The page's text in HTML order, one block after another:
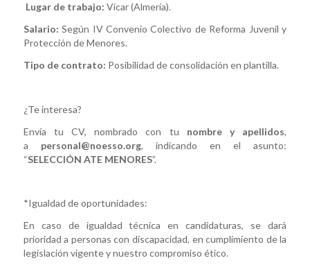
Lugar de trabajo: Vícar (Almería).
Salario: Según IV Convenio Colectivo de Reforma Juvenil y
Protección de Menores.
Tipo de contrato: Posibilidad de consolidación en plantilla.
¿Te interesa?
Envía tu CV, nombrado con tu nombre y apellidos,
a personal@noesso.org, indicando en el asunto:
“SELECCIÓN ATE MENORES”.
*Igualdad de oportunidades:
En caso de igualdad técnica en candidaturas, se dará
prioridad a personas con discapacidad, en cumplimiento de la
legislación vigente y nuestro compromiso ético.